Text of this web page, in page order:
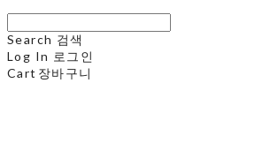
Search 검색
Log In 로그인
Cart 장바구니